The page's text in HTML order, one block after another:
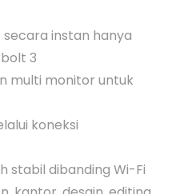
instan hanya
3
multi monitor untuk
koneksi
stabil dibanding Wi-Fi